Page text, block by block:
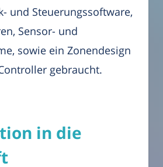
und Steuerungssoftware,
Sensor- und
sowie ein Zonendesign
gebraucht.
in die